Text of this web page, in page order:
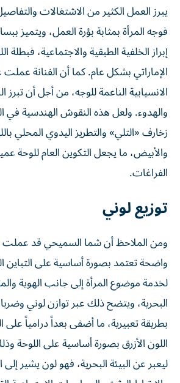
يبرز العمل الكثير من الاشتغالات
فوجه المرأة بمثابة بؤرة العمل، ويتميز
إبراز الخلفية الطبقية والاجتماعية، فبطلة
الإماراتي بشكل عام. كما أن الفنانة
الانسيابية الناعمة للوجه، من أجل أن تبرز
والهدوء. ولعل هذه النقوش الهندسية في
زخارف «التلي» والتطريز اليدوي المحلي
والأبيض، ما يجعل التكوين العام للوحة
الفراغات.
توزيع لوني
ومن الملاحظ أن شما السميحي قد
واضحة تعتمد بصورة أساسية على التباين
لخدمة موضوع المرأة إلى جانب الهوية
البحرية، ويتضح ذلك عبر توازن لوني
بطريقة تعبيرية، ما أضفى بعداً درامياً
اللون الأزرق بصورة أساسية على اللوحة
ليعبر عن البيئة البحرية، فهو لون يشير